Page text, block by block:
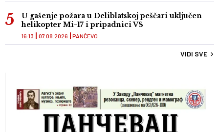
U gašenje požara u Deliblatskoj peščari uključen
helikopter Mi-17 i pripadnici VS
PANČEVO
16:13 07.08.2026
VIDI SVE